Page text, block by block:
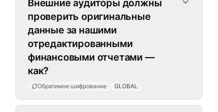
Внешние аудиторы должны
проверить оригинальные
данные за нашими
отредактированными
финансовыми отчетами —
как?
Обратимое шифрование GLOBAL